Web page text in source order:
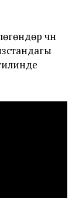
үчүн
тилинде